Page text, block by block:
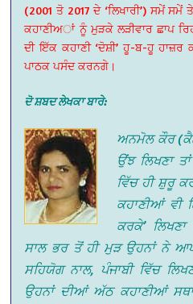
(2001 ਤੋ 2017 ਦੇ ‘ਲਿਖਾਰੀ’) ਸਮੇਂ
ਕਹਾਣੀਅਾਂ ਨੂੰ ਮੁੜਕੇ ਲੜੀਵਾਰ ਛਾਪ
ਦੀ ਇੱਕ ਕਹਾਣੀ ‘ਦੋਸ਼ੀ’ ਹੂ-ਬ-ਹੂ
ਪਾਠਕ ਪਸੰਦ ਕਰਨਗੇ।
ਦੋ ਸ਼ਬਦ ਲੇਖਕਾ ਬਾਰੇ:
ਅਨਮੋਲ ਕੌਰ
ਉਂਝ ਲਿਖਣਾ
ਵਿੱਚ ਹੀ ਸ਼ੁਰੂ
ਕਹਾਣੀਆਂ ਵੀ
ਕਰਕੇ’
ਸਾਲ ਭਰ ਤੋਂ ਹੀ ਮੁੜ ਉਹਨਾਂ ਨੇ
ਸਹਿਯੋਗ ਨਾਲ, ਪੰਜਾਬੀ ਵਿੱਚ
ਉਹਨਾਂ ਦੀਆਂ ਅੱਠ ਕਹਾਣੀਆਂ